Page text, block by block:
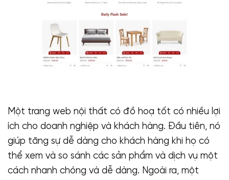
Một trang web nội thất có đồ hoạ tốt có nhiều lợi
ích cho doanh nghiệp và khách hàng. Đầu tiên, nó
giúp tăng sự dễ dàng cho khách hàng khi họ có
thể xem và so sánh các sản phẩm và dịch vụ một
cách nhanh chóng và dễ dàng. Ngoài ra, một